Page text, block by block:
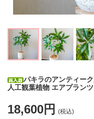
パキラのアンティー
人工観葉植物 エアプラン
18,600円 (税込)